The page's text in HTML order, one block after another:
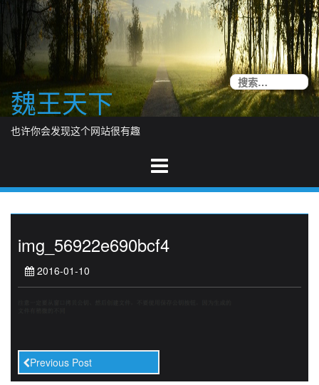
content
魏王天下
也许你会发现这个网站很有趣
搜
img_56922e690bcf4
2016-01-10
Previous Post